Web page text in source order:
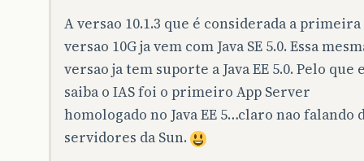
A versao 10.1.3 que é considerada a primeira
versao 10G ja vem com Java SE 5.0. Essa
versao ja tem suporte a Java EE 5.0. Pelo que
saiba o IAS foi o primeiro App Server
homologado no Java EE 5…claro nao falando
servidores da Sun.